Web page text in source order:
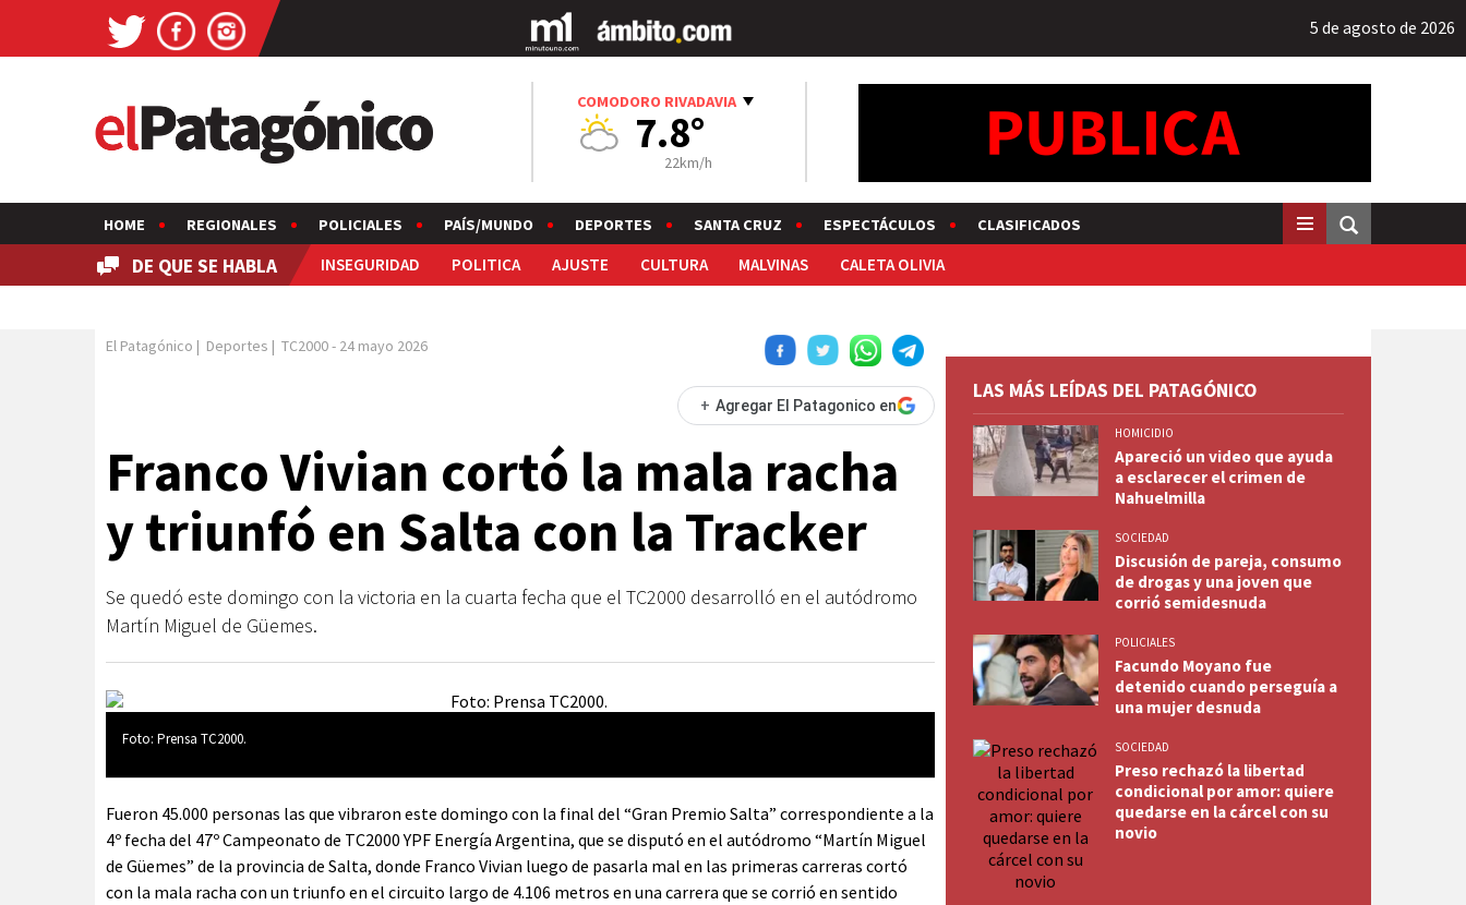
5 de agosto de 2026
COMODORO RIVADAVIA
7.8°
22km/h
HOME REGIONALES POLICIALES PAÍS/MUNDO DEPORTES SANTA CRUZ ESPECTÁCULOS CLASIFICADOS
DE QUE SE HABLA INSEGURIDAD POLITICA AJUSTE CULTURA MALVINAS CALETA OLIVIA
El Patagónico | Deportes | TC2000- 24 mayo 2026
+ Agregar El Patagonico en
Franco Vivian cortó la mala racha
y triunfó en Salta con la Tracker
Se quedó este domingo con la victoria en la cuarta fecha que el TC2000 desarrolló en el autódromo
Martín Miguel de Güemes.
Foto: Prensa TC2000.
Fueron 45.000 personas las que vibraron este domingo con la final del “Gran Premio Salta” correspondiente a la
4º fecha del 47º Campeonato de TC2000 YPF Energía Argentina, que se disputó en el autódromo “Martín Miguel
de Güemes” de la provincia de Salta, donde Franco Vivian luego de pasarla mal en las primeras carreras cortó
con la mala racha con un triunfo en el circuito largo de 4.106 metros en una carrera que se corrió en sentido
LAS MÁS LEÍDAS DEL PATAGÓNICO
HOMICIDIO
Apareció un video que ayuda
a esclarecer el crimen de
Nahuelmilla
SOCIEDAD
Discusión de pareja, consumo
de drogas y una joven que
corrió semidesnuda
POLICIALES
Facundo Moyano fue
detenido cuando perseguía a
una mujer desnuda
SOCIEDAD
Preso rechazó la libertad
condicional por amor: quiere
quedarse en la cárcel con su
novio